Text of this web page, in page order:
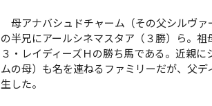
母アナバシュドチャーム（その父シルヴ
の半兄にアールシネマスタア（３勝）ら。
３・レイディーズＨの勝ち馬である。近親
ムの母）も名を連ねるファミリーだが、父
生した。